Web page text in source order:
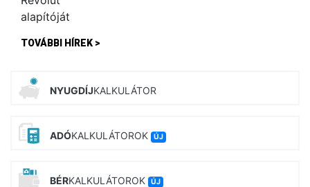
TOVÁBBI HÍREK >
NYUGDÍJKALKULÁTOR
ADÓKALKULÁTOROK ÚJ
BÉRKALKULÁTOROK ÚJ